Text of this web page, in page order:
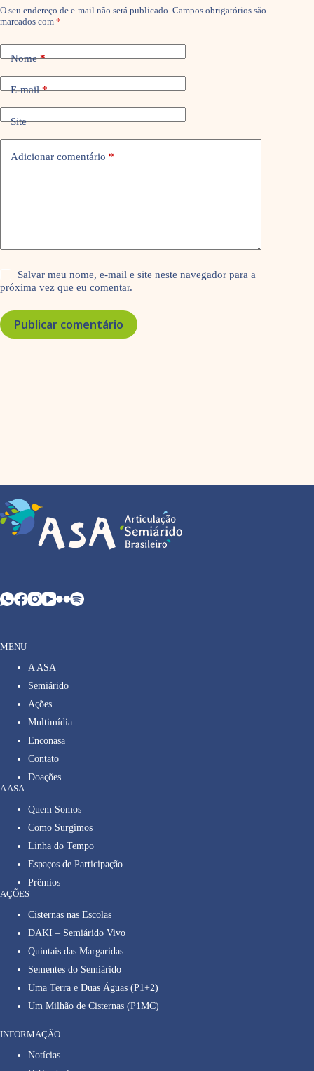
O seu endereço de e-mail não será publicado. Campos obrigatórios são
marcados com *
Nome*
E-mail*
Site
Adicionar comentário *
Salvar meu nome, e-mail e site neste navegador para a
próxima vez que eu comentar.
Publicar comentário
MENU
A ASA
Semiárido
Ações
Multimídia
Enconasa
Contato
Doações
A ASA
Quem Somos
Como Surgimos
Linha do Tempo
Espaços de Participação
Prêmios
AÇÕES
Cisternas nas Escolas
DAKI – Semiárido Vivo
Quintais das Margaridas
Sementes do Semiárido
Uma Terra e Duas Águas (P1+2)
Um Milhão de Cisternas (P1MC)
INFORMAÇÃO
Notícias